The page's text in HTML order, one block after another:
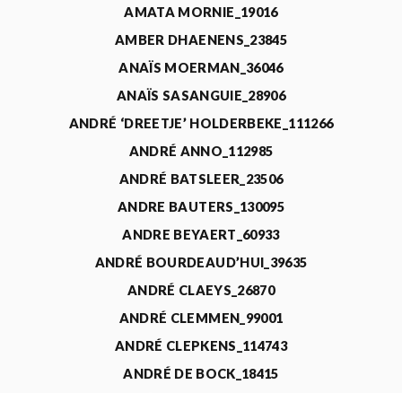
AMATA MORNIE_19016
AMBER DHAENENS_23845
ANAÏS MOERMAN_36046
ANAÏS SASANGUIE_28906
ANDRÉ ‘DREETJE’ HOLDERBEKE_111266
ANDRÉ ANNO_112985
ANDRÉ BATSLEER_23506
ANDRE BAUTERS_130095
ANDRE BEYAERT_60933
ANDRÉ BOURDEAUD’HUI_39635
ANDRÉ CLAEYS_26870
ANDRÉ CLEMMEN_99001
ANDRÉ CLEPKENS_114743
ANDRÉ DE BOCK_18415